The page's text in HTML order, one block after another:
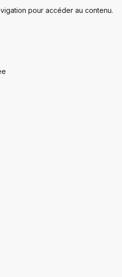
pour accéder au contenu.